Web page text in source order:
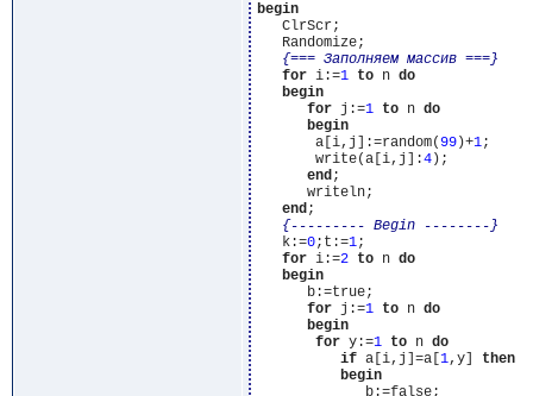
begin
   ClrScr;
   Randomize;
{=== Заполняем массив ===}
for i:=1 to n do
begin
for j:=1 to n do
begin
       a[i,j]:=random(
99)+1;
       write(a[i,j]:
4);
end;
      writeln;
end;
{--------- Begin --------}
   k:=
0;t:=1;
for i:=2 to n do
begin
      b:=true;
for j:=1 to n do
begin
for y:=1 to n do
if a[i,j]=a[ 1,y] then
begin
             b:=false;